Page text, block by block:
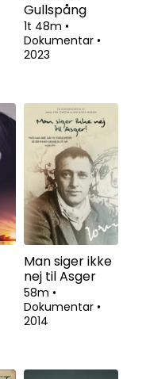
Gullspång
1t 48m •
Dokumentar •
2023
Man siger ikke
nej til Asger
58m •
Dokumentar •
2014